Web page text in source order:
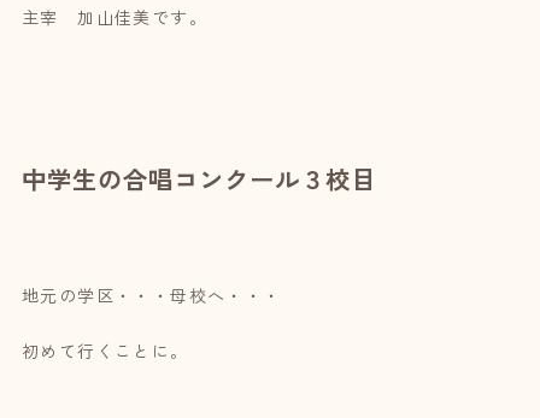
主宰 加山佳美です。
中学生の合唱コンクール３校目
地元の学区・・・母校へ・・・
初めて行くことに。